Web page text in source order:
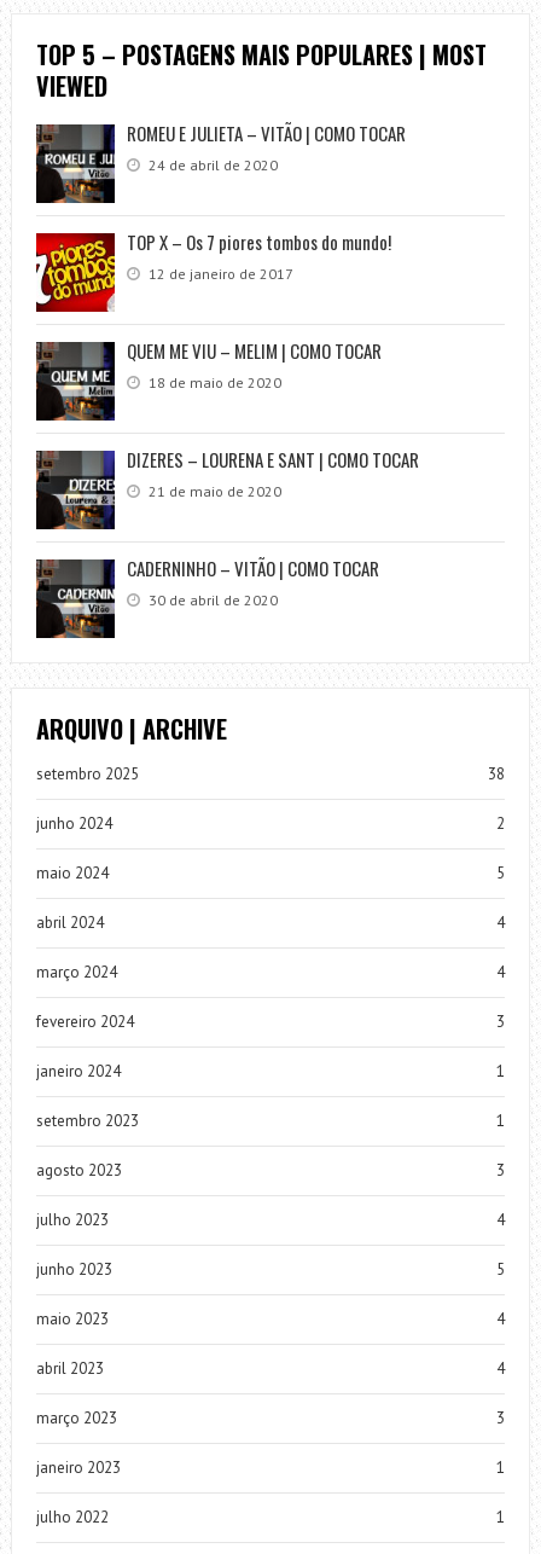
TOP 5 – POSTAGENS MAIS POPULARES | MOST
VIEWED
ROMEU E JULIETA – VITÃO | COMO TOCAR
24 de abril de 2020
TOP X – Os 7 piores tombos do mundo!
12 de janeiro de 2017
QUEM ME VIU – MELIM | COMO TOCAR
18 de maio de 2020
DIZERES – LOURENA E SANT | COMO TOCAR
21 de maio de 2020
CADERNINHO – VITÃO | COMO TOCAR
30 de abril de 2020
ARQUIVO | ARCHIVE
setembro 2025 38
junho 2024 2
maio 2024 5
abril 2024 4
março 2024 4
fevereiro 2024 3
janeiro 2024 1
setembro 2023 1
agosto 2023 3
julho 2023 4
junho 2023 5
maio 2023 4
abril 2023 4
março 2023 3
janeiro 2023 1
julho 2022 1